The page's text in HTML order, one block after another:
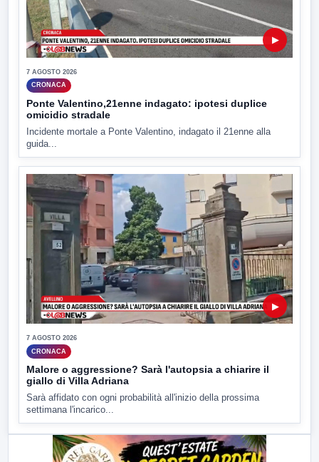
▶
7 AGOSTO 2026
CRONACA
Ponte Valentino,21enne indagato: ipotesi duplice
omicidio stradale
Incidente mortale a Ponte Valentino, indagato il 21enne alla
guida...
▶
7 AGOSTO 2026
CRONACA
Malore o aggressione? Sarà l'autopsia a chiarire il
giallo di Villa Adriana
Sarà affidato con ogni probabilità all'inizio della prossima
settimana l'incarico...